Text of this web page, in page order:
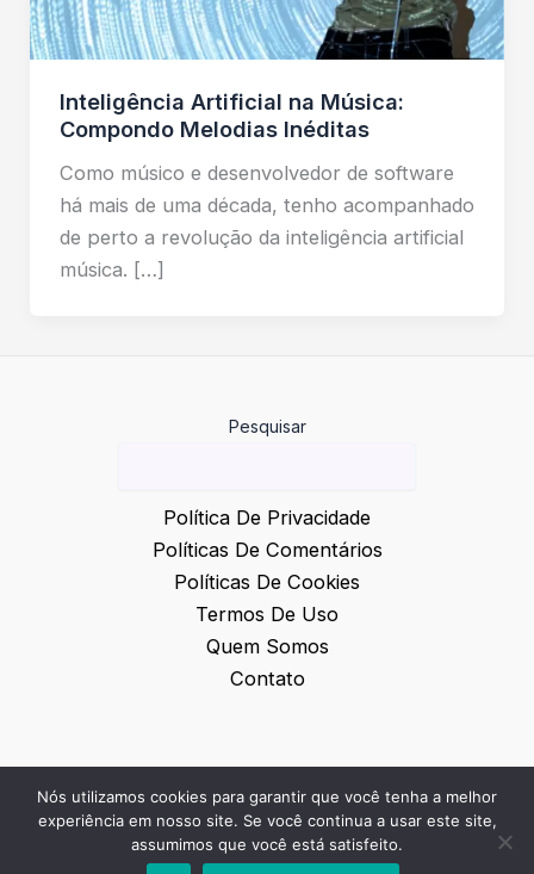
Inteligência Artificial na Música:
Compondo Melodias Inéditas
Como músico e desenvolvedor de software
há mais de uma década, tenho acompanhado
de perto a revolução da inteligência artificial
música. […]
Pesquisar
Política De Privacidade
Políticas De Comentários
Políticas De Cookies
Termos De Uso
Quem Somos
Contato
© 2026 Inovação e Notícias
Nós utilizamos cookies para garantir que você tenha a melhor
experiência em nosso site. Se você continua a usar este site,
assumimos que você está satisfeito.